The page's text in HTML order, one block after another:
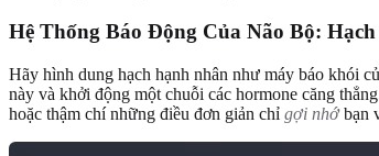
Hệ Thống Báo Động Của Não Bộ:
Hãy hình dung hạch hạnh nhân như máy báo khói
này và khởi động một chuỗi các hormone căng
hoặc thậm chí những điều đơn giản chỉ gợi nhớbạn